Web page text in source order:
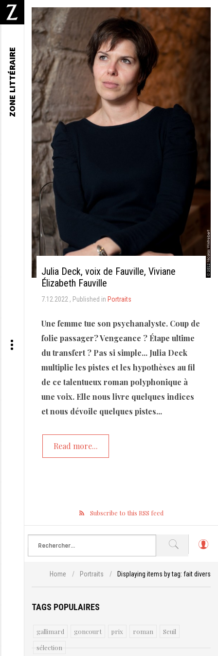
Julia Deck, voix de Fauville, Viviane
Élizabeth Fauville
7.12.2022 Published in Portraits
Une femme tue son psychanalyste. Coup de
folie passager? Vengeance ? Étape ultime
du transfert ? Pas si simple... Julia Deck
multiplie les pistes et les hypothèses au fil
de ce talentueux roman polyphonique à
une voix. Elle nous livre quelques indices
et nous dévoile quelques pistes...
Read more...
Subscribe to this RSS feed
g
in
Home / Portraits / Displaying items by tag: fait divers
TAGS POPULAIRES
gallimard goncourt prix roman
Seuil
sélection
ZONE LITTÉRAIRE